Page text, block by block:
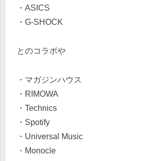
・ASICS
・G-SHOCK
とのコラボや
・マガジンハウス
・RIMOWA
・Technics
・Spotify
・Universal Music
・Monocle